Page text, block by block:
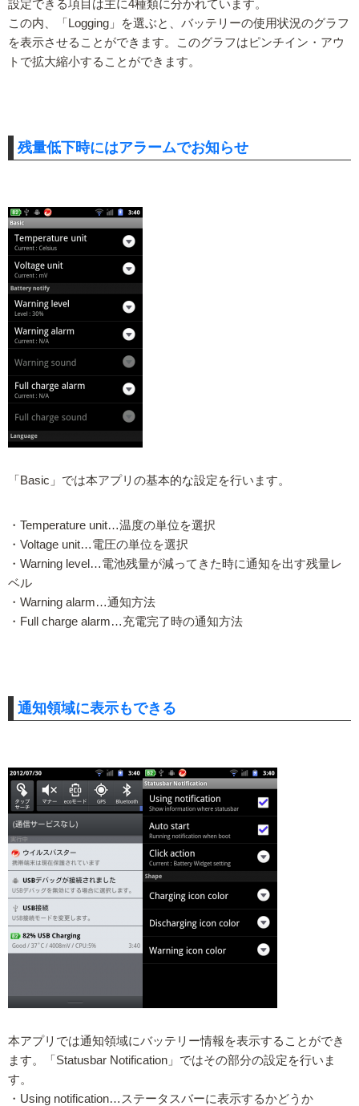
設定できる項目は主に4種類に分かれています。
この内、「Logging」を選ぶと、バッテリーの使用状況のグラフ
を表示させることができます。このグラフはピンチイン・アウ
トで拡大縮小することができます。
残量低下時にはアラームでお知らせ
「Basic」では本アプリの基本的な設定を行います。
・Temperature unit…温度の単位を選択
・Voltage unit…電圧の単位を選択
・Warning level…電池残量が減ってきた時に通知を出す残量レ
ベル
・Warning alarm…通知方法
・Full charge alarm…充電完了時の通知方法
通知領域に表示もできる
本アプリでは通知領域にバッテリー情報を表示することができ
ます。「Statusbar Notification」ではその部分の設定を行いま
す。
・Using notification…ステータスバーに表示するかどうか